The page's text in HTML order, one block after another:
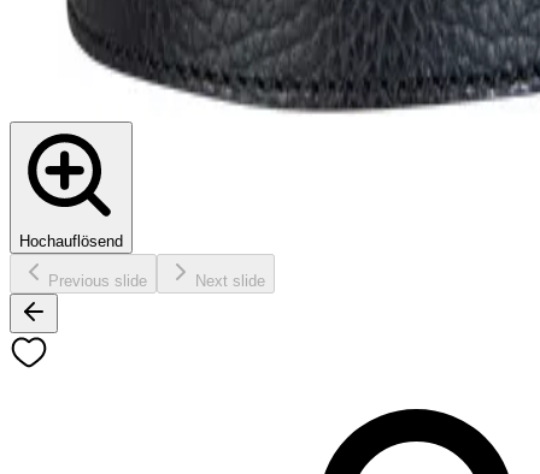
Hochauflösend
Previous slide Next slide